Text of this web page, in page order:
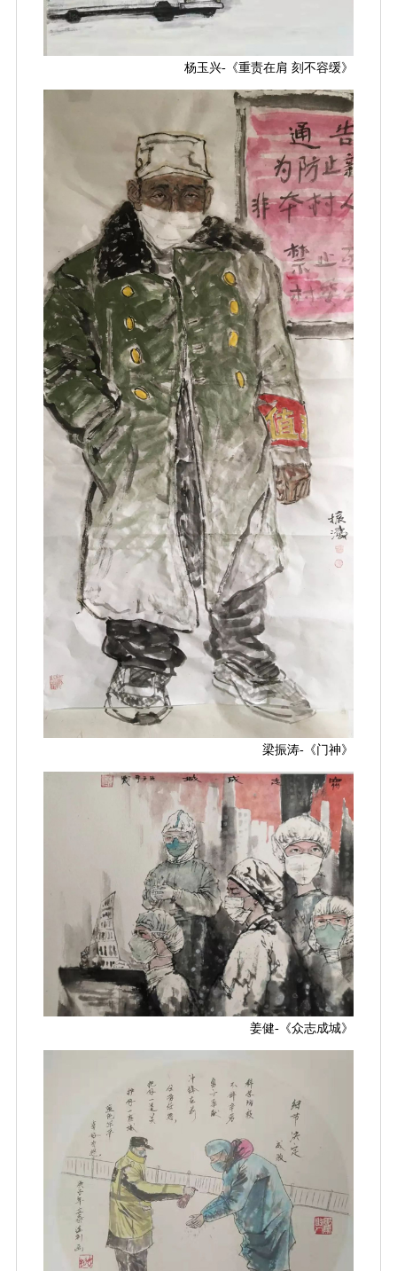
杨玉兴-《重责在肩 刻不容缓》
梁振涛-《门神》
姜健-《众志成城》